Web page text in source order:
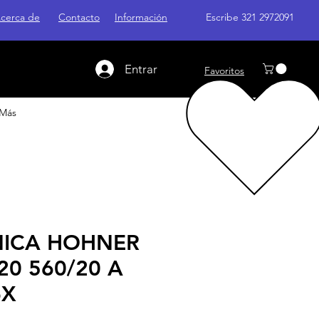
de Contacto Información Escribe 321 2972091
Entrar Favoritos
Más
HOHNER
560/20 A